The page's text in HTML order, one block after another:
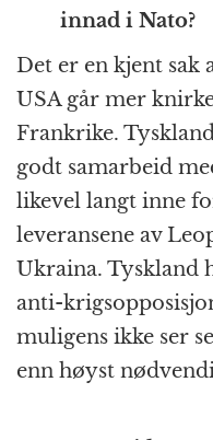
innad i Nato?
Det er en kjent sak
USA går mer
Frankrike.
godt samarbeid
likevel langt inne
leveransene av
Ukraina. Tyskland
anti-
muligens ikke ser
enn høyst